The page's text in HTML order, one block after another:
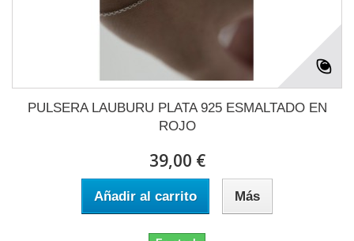
PULSERA LAUBURU PLATA 925 ESMALTADO EN
ROJO
39,00 €
Añadir al carrito Más